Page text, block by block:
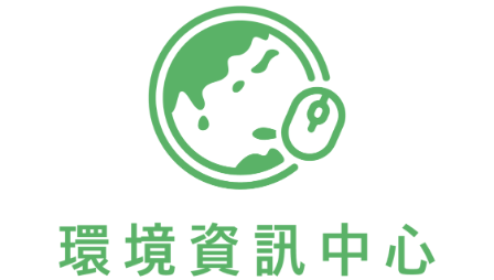
被迫放棄的大餐。換句話說，對人類的恐懼改變了美洲獅
的行為，也讓牠們在生態系所扮演的角色發生變化。研究
結果由美國加州大學聖塔克魯茲分校和加拿大西安大略大
學共同發表在《英國皇家學會會報：生物科學》
（Proceedings of the Royal Society B）。架設照相機 記
錄美洲獅聽見聲音的反應美洲獅習慣將捕捉到的獵物藏匿
在特定地點，再花幾天的時間慢慢享用。研究人員在這些
點，相機就會啟動，同時播